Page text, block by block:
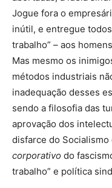
Jogue fora o
inútil, e entregue
trabalho” – aos
Mas mesmo os
métodos industriais
inadequação desses
sendo a filosofia das
aprovação dos
disfarce do Socialismo
corporativo do
trabalho” e política